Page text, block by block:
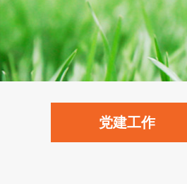
党建工作